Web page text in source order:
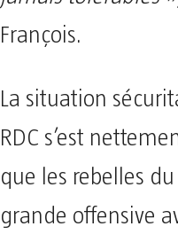
François.
La situation
RDC s’est
que les rebelles
grande offensive